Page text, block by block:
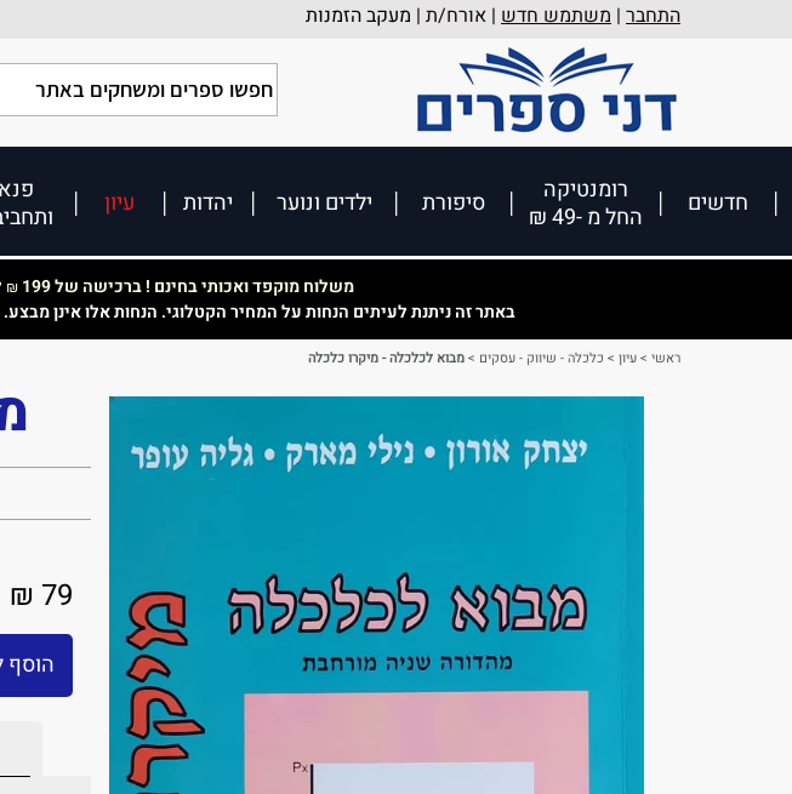
התחבר | משתמש חדש | אורח/ת | מעקב הזמנות
חדשים
רומנטיקה
החל מ -49 ₪
סיפורת ילדים ונוער יהדות עיון
משלוח מוקפד ואכותי בחינם ! ברכישה של 199 ₪
באתר זה ניתנת לעיתים הנחות על המחיר הקטלוגי. הנחות אלו אינן
ראשי >עיון > כלכלה - שיווק - עסקים >מבוא לכלכלה - מיקרו כלכלה
79 ₪
הוסף